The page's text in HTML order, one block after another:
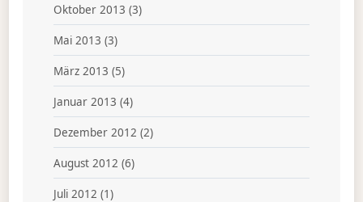
Oktober 2013 (3)
Mai 2013 (3)
März 2013 (5)
Januar 2013 (4)
Dezember 2012 (2)
August 2012 (6)
Juli 2012 (1)